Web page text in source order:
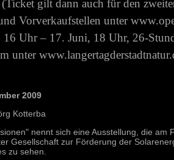
gilt dann auch für den
Vorverkaufstellen unter
16 Uhr – 17. Juni, 18 Uhr, 26-
unter
2009
Kotterba
nennt sich eine Ausstellung, die am
Gesellschaft zur Förderung der
zu sehen.